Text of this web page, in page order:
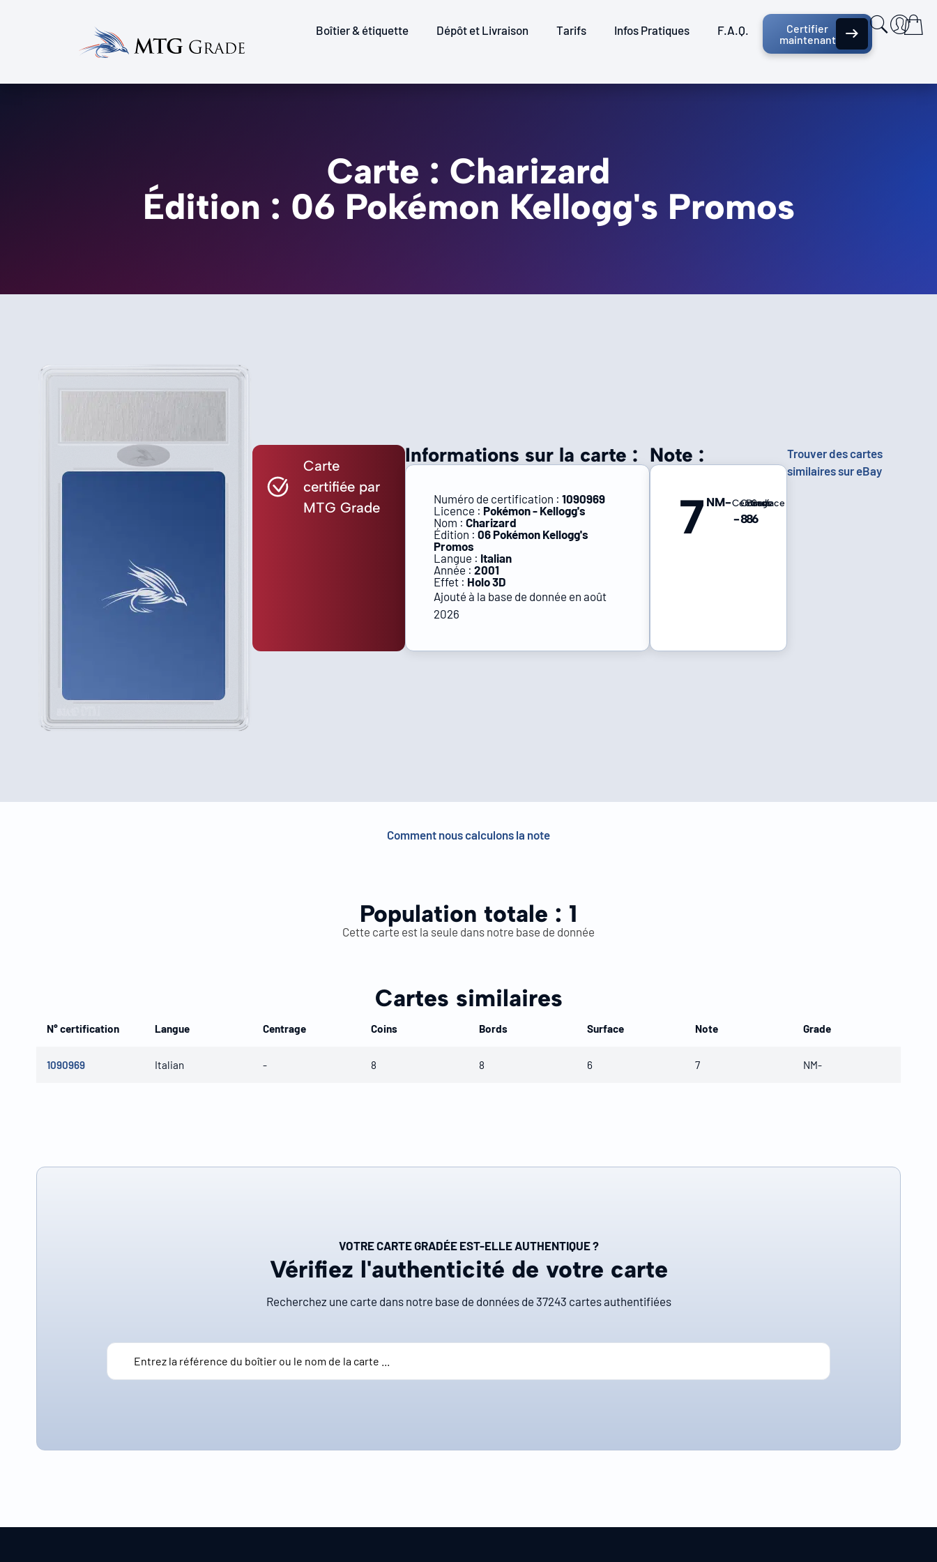
Boîtier & étiquette Dépôt et Livraison Tarifs Infos Pratiques F.A.Q.
Certifier
maintenant
Carte : Charizard
Édition : 06 Pokémon Kellogg's Promos
Carte
certifiée par
MTG Grade
Informations sur la carte :
Numéro de certification :1090969
Licence : Pokémon - Kellogg's
Nom :Charizard
Édition :06 Pokémon Kellogg's
Promos
Langue : Italian
Année :2001
Effet : Holo 3D
Ajouté à la base de donnée en août
2026
Note :
7 NM-Centrage
-
Coins
8
Bords
8
Surface
6
Trouver des cartes
similaires sur eBay
Comment nous calculons la note
Population totale : 1
Cette carte est la seule dans notre base de donnée
Cartes similaires
N° certification Langue Centrage Coins Bords Surface Note Grade
1090969 Italian - 8 8 6 7 NM-
VOTRE CARTE GRADÉE EST-ELLE AUTHENTIQUE ?
Vérifiez l'authenticité de votre carte
Recherchez une carte dans notre base de données de 37243 cartes authentifiées